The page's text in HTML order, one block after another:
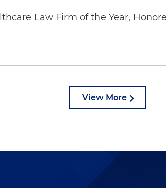
Law Firm of the Year,
View More